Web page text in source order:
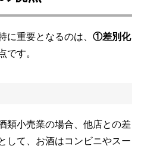
に重要となるのは、 ①差別化
です。
類小売業の場合、他店との差
して、お酒はコンビニやスー